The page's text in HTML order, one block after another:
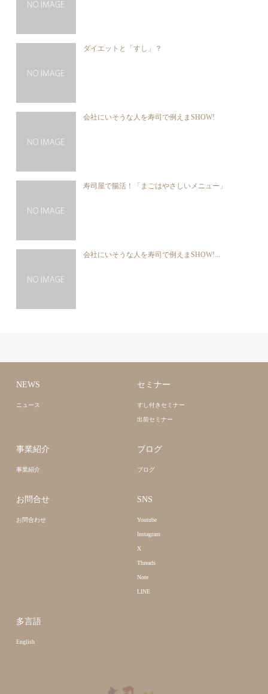
ダイエットと「すし」？
会社にいそうな人を寿司で例えまSHOW!
寿司屋で腸活！「まごはやさしいメニュー」
会社にいそうな人を寿司で例えまSHOW!...
NEWS
ニュース
セミナー
すし付きセミナー
出前セミナー
事業紹介
事業紹介
ブログ
ブログ
お問合せ
お問合わせ
SNS
Youtube
Instagram
X
Threads
Note
LINE
多言語
English